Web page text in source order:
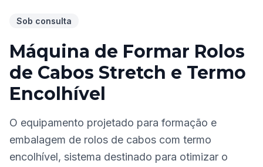
Sob consulta
Máquina de Formar Rolos
de Cabos Stretch e Termo
Encolhível
O equipamento projetado para formação e
embalagem de rolos de cabos com termo
encolhível, sistema destinado para otimizar o